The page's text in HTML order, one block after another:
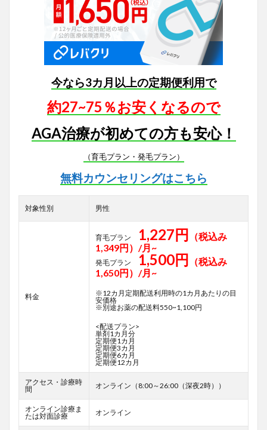
今なら3カ月以上の定期便利用で
約27~75％お安くなるので
AGA治療が初めての方も安心！
（育毛プラン・発毛プラン）
無料カウンセリングはこちら
対象性別 男性
料金
育毛プラン 1,227円 （税込み
1,349円）/月~
発毛プラン 1,500円 （税込み
1,650円）/月~
※12カ月定期配送利用時の1カ月あたりの目
安価格
※別途お薬の配送料550~1,100円
<配送プラン>
単剤1カ月分
定期便1カ月
定期便3カ月
定期便6カ月
定期便12カ月
アクセス・診療時
間
オンライン（8:00～26:00（深夜2時））
オンライン診療ま
たは対面診療
オンライン